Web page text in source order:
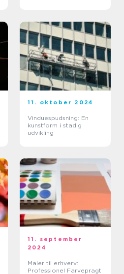
11. oktober 2024
Vinduespudsning: En
kunstform i stadig
udvikling
11. september
2024
Maler til erhverv:
Professionel Farvepragt